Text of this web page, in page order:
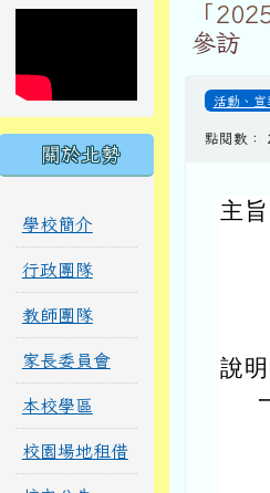
關於北勢
學校簡介
行政團隊
教師團隊
家長委員會
本校學區
校園場地租借
「
參訪
活動、宣
點閱數：
主旨
說明